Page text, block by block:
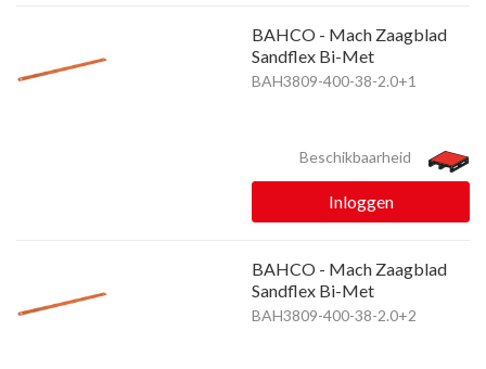
BAHCO - Mach Zaagblad
Sandflex Bi-Met
BAH3809-400-38-2.0+1
Beschikbaarheid
Inloggen
BAHCO - Mach Zaagblad
Sandflex Bi-Met
BAH3809-400-38-2.0+2